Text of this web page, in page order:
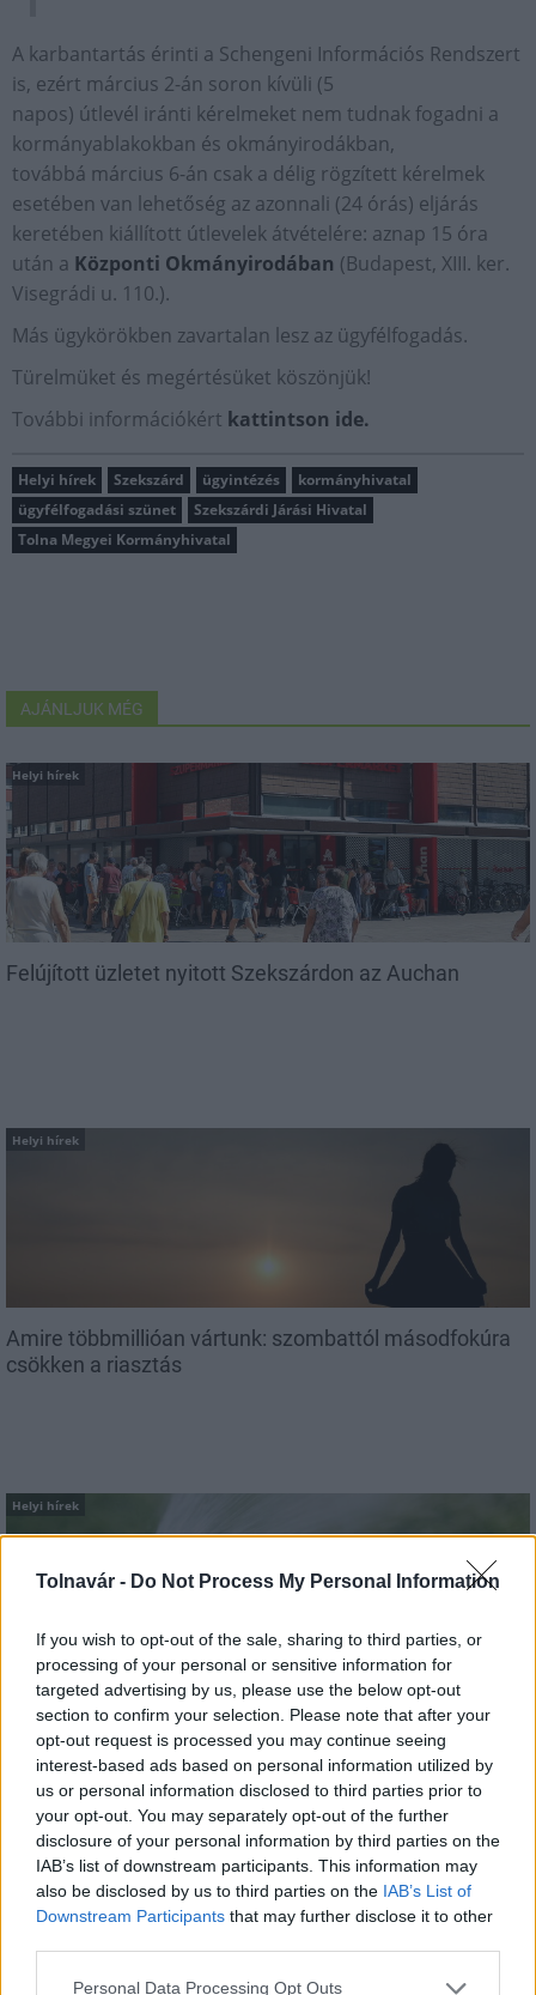
Tolnavár - Do Not Process My Personal Information
If you wish to opt-out of the sale, sharing to third parties, or
processing of your personal or sensitive information for
targeted advertising by us, please use the below opt-out
section to confirm your selection. Please note that after your
opt-out request is processed you may continue seeing
interest-based ads based on personal information utilized by
us or personal information disclosed to third parties prior to
your opt-out. You may separately opt-out of the further
disclosure of your personal information by third parties on the
IAB’s list of downstream participants. This information may
also be disclosed by us to third parties on the IAB’s List of
Downstream Participants that may further disclose it to other
Please note that this website/app uses one or more Google
Personal Data Processing Opt Outs
A karbantartás érinti a Schengeni Információs Rendszert
is, ezért március 2-án soron kívüli (5
napos) útlevél iránti kérelmeket nem tudnak fogadni a
kormányablakokban és okmányirodákban,
továbbá március 6-án csak a délig rögzített kérelmek
esetében van lehetőség az azonnali (24 órás) eljárás
keretében kiállított útlevelek átvételére: aznap 15 óra
után a Központi Okmányirodában (Budapest, XIII. ker.
Visegrádi u. 110.).
Más ügykörökben zavartalan lesz az ügyfélfogadás.
Türelmüket és megértésüket köszönjük!
További információkért kattintson ide.
Helyi hírek Szekszárd ügyintézés
kormányhivatal
ügyfélfogadási szünet
Szekszárdi Járási Hivatal
Tolna Megyei Kormányhivatal
AJÁNLJUK MÉG
Helyi hírek
Felújított üzletet nyitott Szekszárdon az Auchan
Helyi hírek
Amire többmillióan vártunk: szombattól másodfokúra
csökken a riasztás
Helyi hírek
A hőségben is védik a növényzetet Pakson
MAGYAR ÉPÍTŐK